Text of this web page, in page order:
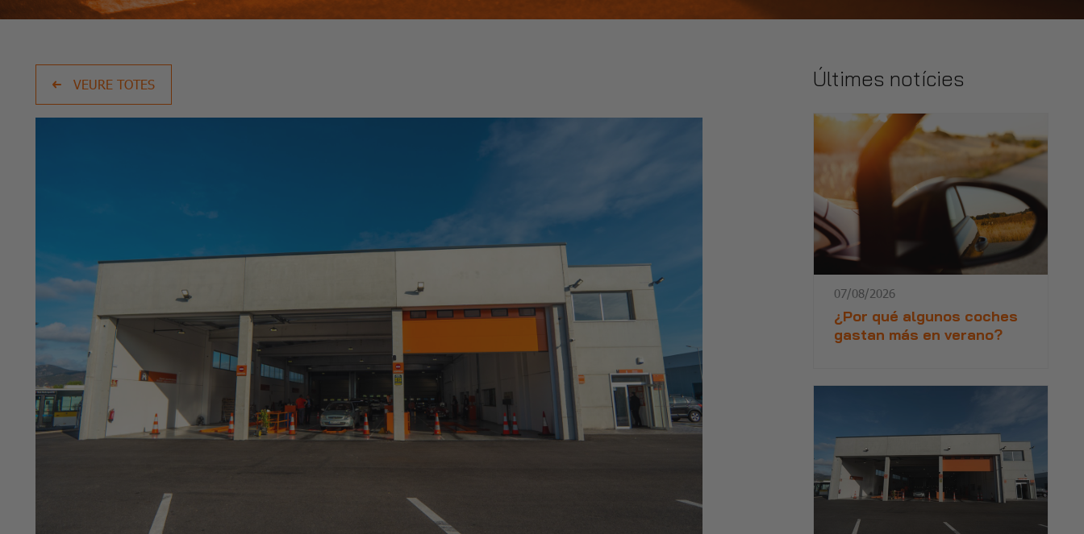
VEURE TOTES Últimes notícies
07/08/2026
¿Por qué algunos coches
gastan más en verano?